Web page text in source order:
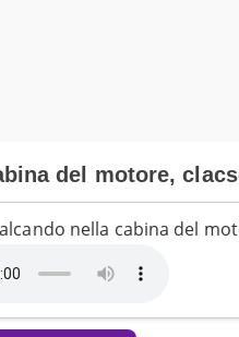
del motore,
nella cabina del